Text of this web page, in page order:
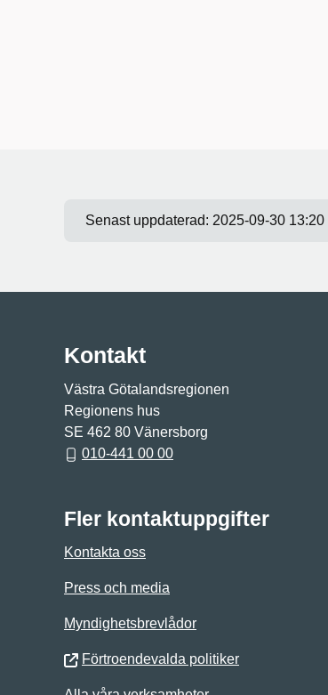
Senast uppdaterad: 2025-09-30 13:20
Kontakt
Västra Götalandsregionen
Regionens hus
SE 462 80 Vänersborg
010-441 00 00
Fler kontaktuppgifter
Kontakta oss
Press och media
Myndighetsbrevlådor
Förtroendevalda politiker